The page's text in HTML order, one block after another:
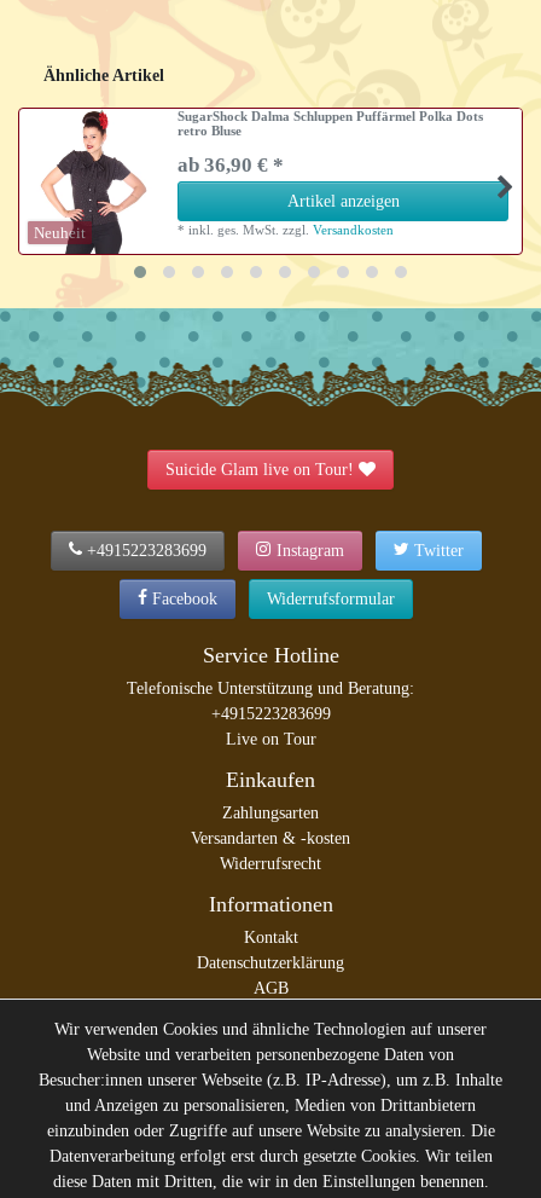
Ähnliche Artikel
Neuheit
SugarShock Dalma Schluppen Puffärmel Polka Dots
retro Bluse
ab 36,90 € *
Artikel anzeigen
*inkl. ges. MwSt. zzgl.Versandkosten
Suicide Glam live on Tour!
+4915223283699 Instagram Twitter
Facebook Widerrufsformular
Service Hotline
Telefonische Unterstützung und Beratung:
+4915223283699
Live on Tour
Einkaufen
Zahlungsarten
Versandarten & -kosten
Widerrufsrecht
Informationen
Kontakt
Datenschutzerklärung
AGB
* Alle Preise inkl. gesetzl. Mehrwertsteuer zzgl.Versandkosten
** Die durchgestrichenen Preise entsprechen dem ehemaligen
Preis des Verkäufers
Wir verwenden Cookies und ähnliche Technologien auf unserer
Website und verarbeiten personenbezogene Daten von
Besucher:innen unserer Webseite (z.B. IP-Adresse), um z.B. Inhalte
und Anzeigen zu personalisieren, Medien von Drittanbietern
einzubinden oder Zugriffe auf unsere Website zu analysieren. Die
Datenverarbeitung erfolgt erst durch gesetzte Cookies. Wir teilen
diese Daten mit Dritten, die wir in den Einstellungen benennen.